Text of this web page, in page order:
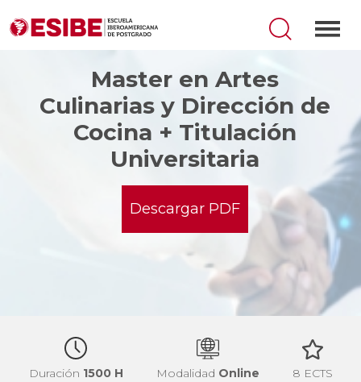
Master en Artes
Culinarias y Dirección de
Cocina + Titulación
Universitaria
Descargar PDF
Duración 1500 H Modalidad Online 8 ECTS